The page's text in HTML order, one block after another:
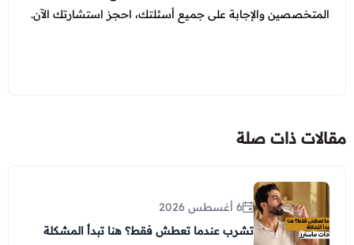
المتخصصين والإجابة على جميع أسئلتك، احجز استشارتك الآن.
مقالات ذات صلة
6 أغسطس 2026
تشرب عندما تعطش فقط؟ هنا تبدأ المشكلة